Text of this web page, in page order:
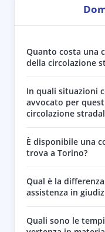
Quanto costa una
della circolazione
In quali situazioni
avvocato per
circolazione
È disponibile una
trova a Torino?
Qual è la
assistenza in
Quali sono le